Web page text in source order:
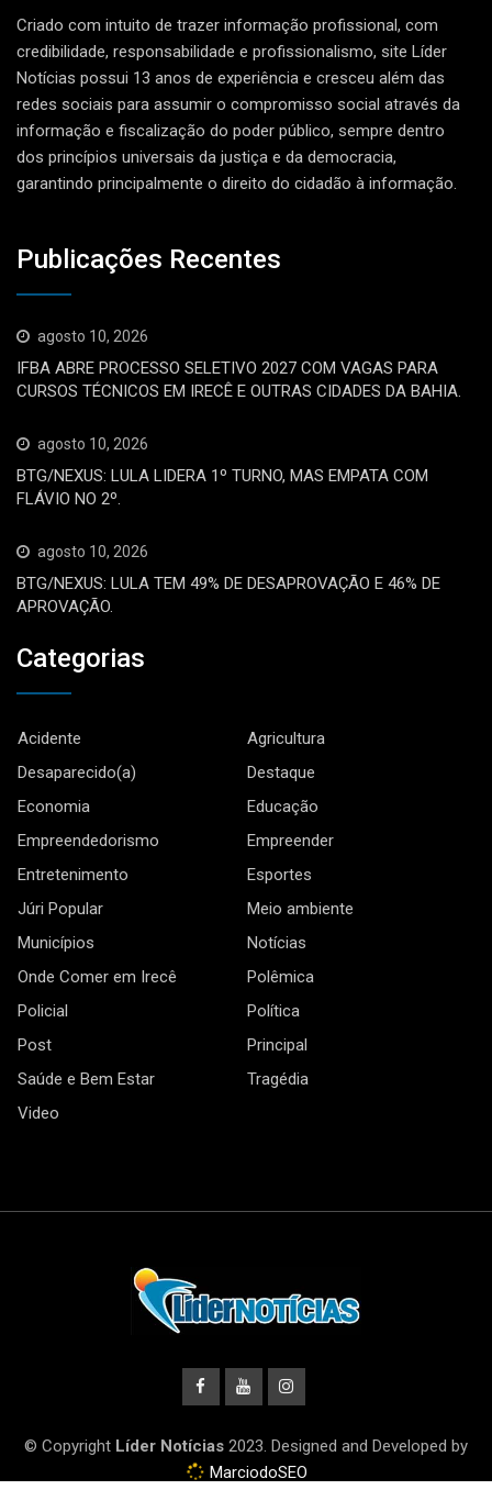
Criado com intuito de trazer informação profissional, com
credibilidade, responsabilidade e profissionalismo, site Líder
Notícias possui 13 anos de experiência e cresceu além das
redes sociais para assumir o compromisso social através da
informação e fiscalização do poder público, sempre dentro
dos princípios universais da justiça e da democracia,
garantindo principalmente o direito do cidadão à informação.
Publicações Recentes
agosto 10, 2026
IFBA ABRE PROCESSO SELETIVO 2027 COM VAGAS PARA
CURSOS TÉCNICOS EM IRECÊ E OUTRAS CIDADES DA BAHIA.
agosto 10, 2026
BTG/NEXUS: LULA LIDERA 1º TURNO, MAS EMPATA COM
FLÁVIO NO 2º.
agosto 10, 2026
BTG/NEXUS: LULA TEM 49% DE DESAPROVAÇÃO E 46% DE
APROVAÇÃO.
Categorias
Acidente
Agricultura
Desaparecido(a)
Destaque
Economia
Educação
Empreendedorismo
Empreender
Entretenimento
Esportes
Júri Popular
Meio ambiente
Municípios
Notícias
Onde Comer em Irecê
Polêmica
Policial
Política
Post
Principal
Saúde e Bem Estar
Tragédia
Video
© Copyright Líder Notícias 2023. Designed and Developed by
MarciodoSEO